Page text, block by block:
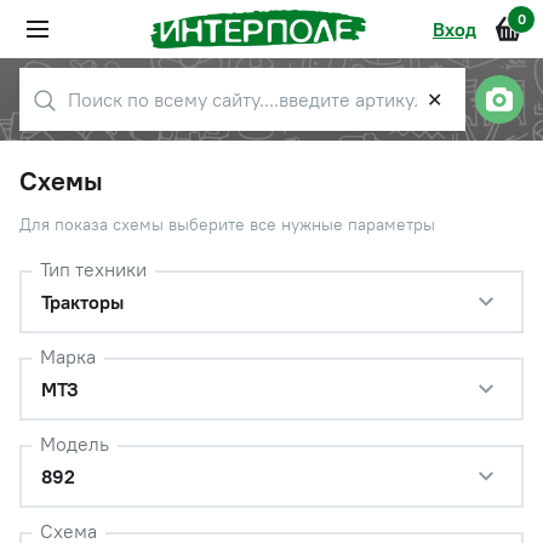
Вход 0
✕
Схемы
Для показа схемы выберите все нужные параметры
Тип техники
Тракторы
Марка
МТЗ
Модель
892
Схема